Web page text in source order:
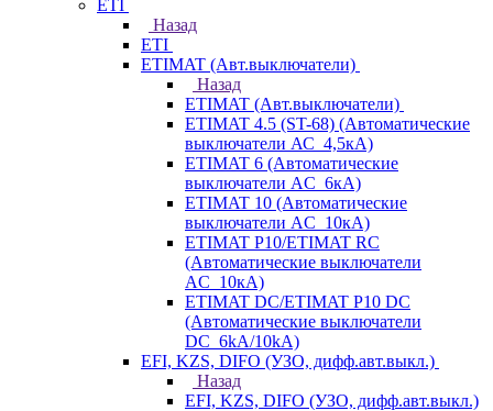
ETI
Назад
ETI
ETIMAT (Авт.выключатели)
Назад
ETIMAT (Авт.выключатели)
ETIMAT 4.5 (ST-68) (Автоматические
выключатели АС_4,5кА)
ETIMAT 6 (Автоматические
выключатели AC_6кА)
ETIMAT 10 (Автоматические
выключатели AC_10кА)
ETIMAT P10/ETIMAT RC
(Автоматические выключатели
AC_10кА)
ETIMAT DC/ETIMAT P10 DC
(Автоматические выключатели
DC_6kA/10kA)
EFI, KZS, DIFO (УЗО, дифф.авт.выкл.)
Назад
EFI, KZS, DIFO (УЗО, дифф.авт.выкл.)